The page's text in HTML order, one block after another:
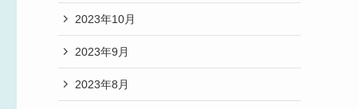
2023年10月
2023年9月
2023年8月